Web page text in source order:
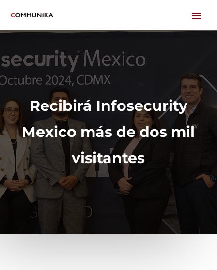
Recibirá Infosecurity
Mexico más de dos mil
visitantes